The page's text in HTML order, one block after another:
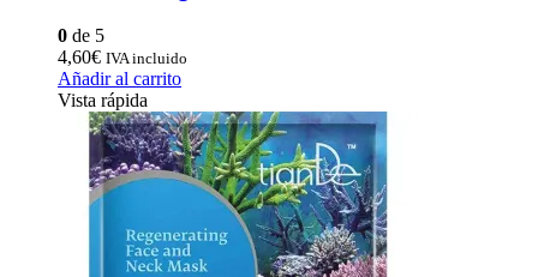
0 de 5
4,60€ IVA incluido
Añadir al carrito
Vista rápida